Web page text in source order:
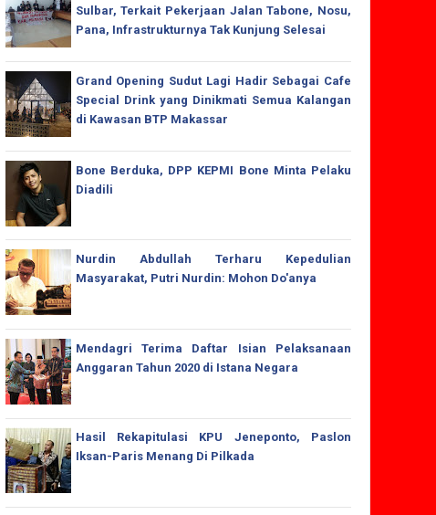
Sulbar, Terkait Pekerjaan Jalan Tabone, Nosu,
Pana, Infrastrukturnya Tak Kunjung Selesai
Grand Opening Sudut Lagi Hadir Sebagai Cafe
Special Drink yang Dinikmati Semua Kalangan
di Kawasan BTP Makassar
Bone Berduka, DPP KEPMI Bone Minta Pelaku
Diadili
Nurdin Abdullah Terharu Kepedulian
Masyarakat, Putri Nurdin: Mohon Do'anya
Mendagri Terima Daftar Isian Pelaksanaan
Anggaran Tahun 2020 di Istana Negara
Hasil Rekapitulasi KPU Jeneponto, Paslon
Iksan-Paris Menang Di Pilkada